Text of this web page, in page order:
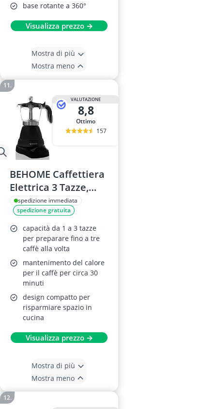
base rotante a 360°
Visualizza prezzo →
Mostra di più
Mostra meno
VALUTAZIONE
8,8
Ottimo
157
BEHOME Caffettiera
Elettrica 3 Tazze,
Base Rotante 360°,
Nera
spedizione immediata
spedizione gratuita
capacità da 1 a 3 tazze
per preparare fino a tre
caffè alla volta
mantenimento del calore
per il caffè per circa 30
minuti
design compatto per
risparmiare spazio in
cucina
Visualizza prezzo →
Mostra di più
Mostra meno